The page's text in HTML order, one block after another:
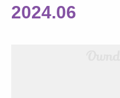
2024.06